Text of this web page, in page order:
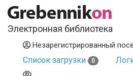
Электронная библиотека
Незарегистрированный
Список загрузки 0